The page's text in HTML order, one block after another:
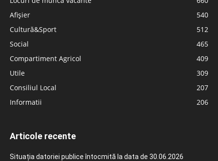
Afișier
540
Cultură&Sport
512
Social
465
Compartiment Agricol
409
Utile
309
Consiliul Local
207
Informatii
206
Articole recente
Situația datoriei publice întocmită la data de 30.06.2026